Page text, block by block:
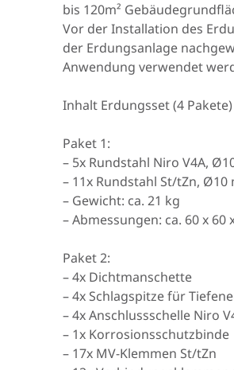
bis 120m²
Vor der Installation des
der Erdungsanlage
Anwendung verwendet
Inhalt Erdungsset (4 Pakete)
Paket 1:
– 5x Rundstahl Niro V4A,
– 11x Rundstahl St/tZn, Ø10
– Gewicht: ca. 21 kg
– Abmessungen: ca. 60 x 60
Paket 2:
– 4x Dichtmanschette
– 4x Schlagspitze für
– 4x Anschlussschelle Niro
– 1x Korrosionsschutzbinde
– 17x MV-Klemmen St/tZn